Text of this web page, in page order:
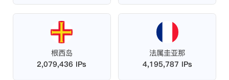
根西岛
2,079,436 IPs
法属圭亚那
4,195,787 IPs